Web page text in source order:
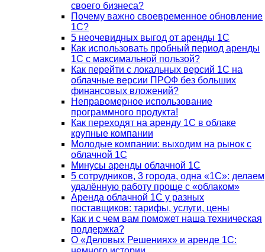
своего бизнеса?
Почему важно своевременное обновление
1С?
5 неочевидных выгод от аренды 1С
Как использовать пробный период аренды
1С с максимальной пользой?
Как перейти с локальных версий 1С на
облачные версии ПРОФ без больших
финансовых вложений?
Неправомерное использование
программного продукта!
Как переходят на аренду 1С в облаке
крупные компании
Молодые компании: выходим на рынок с
облачной 1С
Минусы аренды облачной 1С
5 сотрудников, 3 города, одна «1С»: делаем
удалённую работу проще с «облаком»
Аренда облачной 1С у разных
поставщиков: тарифы, услуги, цены
Как и с чем вам поможет наша техническая
поддержка?
О «Деловых Решениях» и аренде 1С: